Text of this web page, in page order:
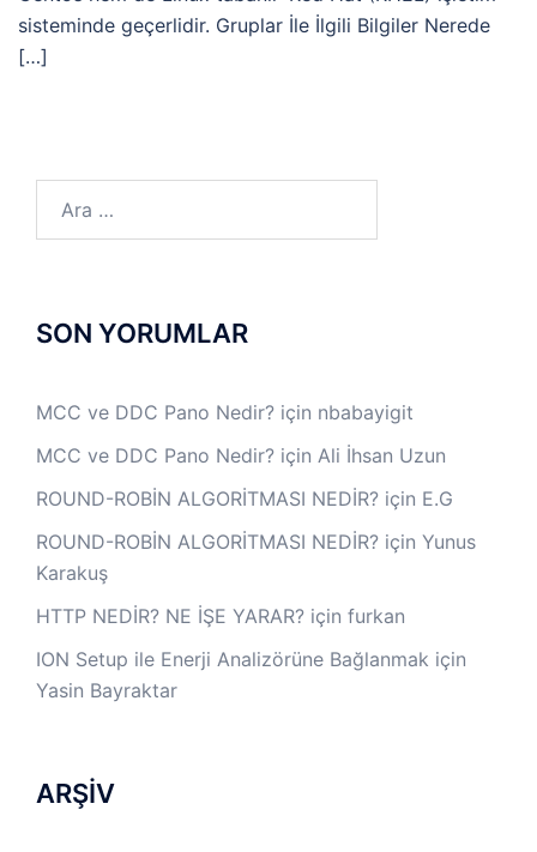
sisteminde geçerlidir. Gruplar İle İlgili Bilgiler Nerede
[…]
SON YORUMLAR
MCC ve DDC Pano Nedir? için nbabayigit
MCC ve DDC Pano Nedir? için Ali İhsan Uzun
ROUND-ROBİN ALGORİTMASI NEDİR? için E.G
ROUND-ROBİN ALGORİTMASI NEDİR? için Yunus
Karakuş
HTTP NEDİR? NE İŞE YARAR? için furkan
ION Setup ile Enerji Analizörüne Bağlanmak için
Yasin Bayraktar
ARŞİV